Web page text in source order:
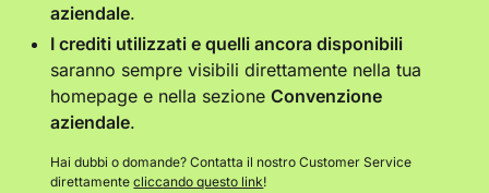
aziendale.
I crediti utilizzati e quelli ancora disponibili
saranno sempre visibili direttamente nella tua
homepage e nella sezioneConvenzione
aziendale.
Hai dubbi o domande? Contatta il nostro Customer Service
direttamentecliccando questo link!